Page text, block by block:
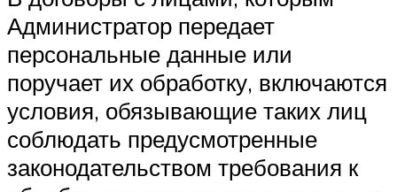
Администратор передает
персональные данные или
поручает их обработку, включаются
условия, обязывающие таких лиц
соблюдать предусмотренные
законодательством требования к